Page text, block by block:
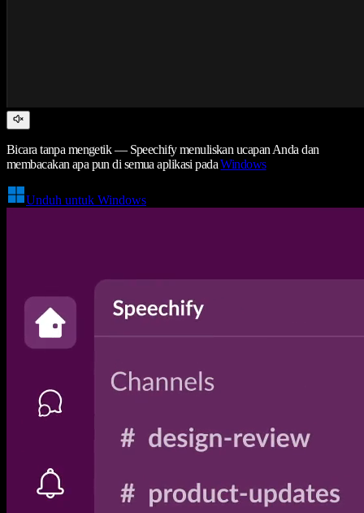
Bicara tanpa mengetik — Speechify menuliskan ucapan Anda dan
membacakan apa pun di semua aplikasi padaWindows
Unduh untuk Windows